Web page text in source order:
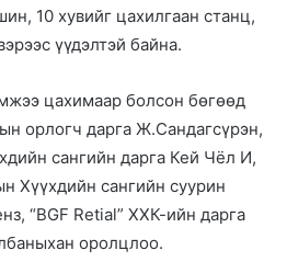
10 хувийг цахилгаан станц,
үүдэлтэй байна.
цахимаар болсон бөгөөд
орлогч дарга Ж.Сандагсүрэн,
сангийн дарга Кей Чёл И,
Хүүхдийн сангийн суурин
“BGF Retial” ХХК-ийн дарга
оролцлоо.